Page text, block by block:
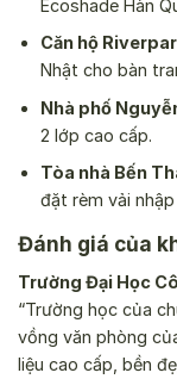
Ecoshade Hàn
Căn hộ
Nhật cho bàn
Nhà phố
2 lớp cao cấp.
Tòa nhà Bến
đặt rèm vải nhập
Đánh giá của
Trường Đại Học
“Trường học của
vồng văn phòng
liệu cao cấp, bền